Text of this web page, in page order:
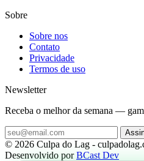
Sobre
Sobre nos
Contato
Privacidade
Termos de uso
Newsletter
Receba o melhor da semana —
© 2026 Culpa do Lag -
Desenvolvido porBCast Dev